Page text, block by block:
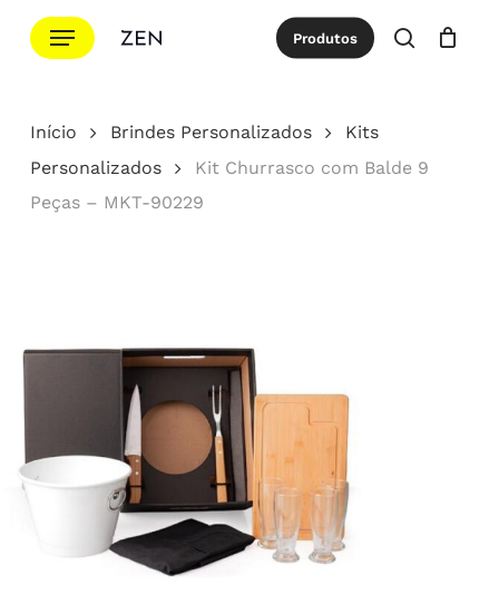
para
principal
Menu Produtos
procurar
Cotação Close
Início Brindes Personalizados
Kits
Personalizados
Kit Churrasco com Balde 9
Peças – MKT-90229